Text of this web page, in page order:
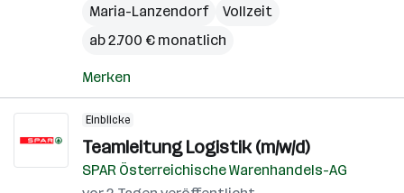
Maria-Lanzendorf
Vollzeit
ab 2.700 € monatlich
Merken
Einblicke
Teamleitung Logistik (m/w/d)
SPAR Österreichische Warenhandels-AG